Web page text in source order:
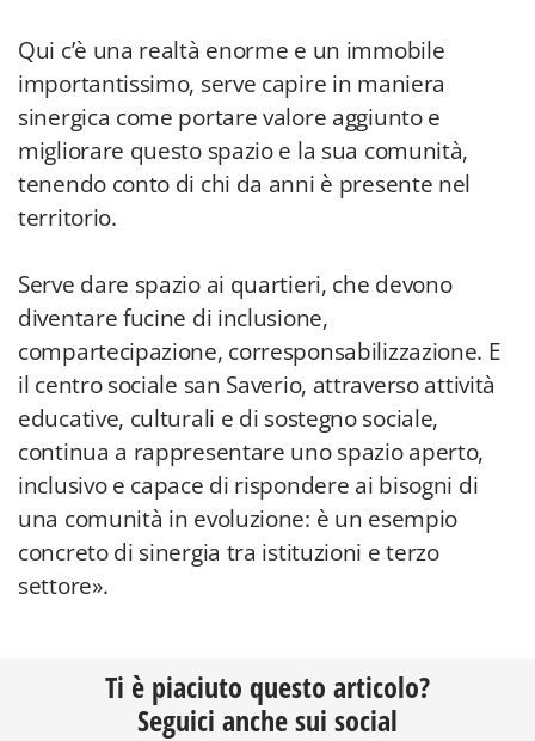
Qui c’è una realtà enorme e un immobile
importantissimo, serve capire in maniera
sinergica come portare valore aggiunto e
migliorare questo spazio e la sua comunità,
tenendo conto di chi da anni è presente nel
territorio.
Serve dare spazio ai quartieri, che devono
diventare fucine di inclusione,
compartecipazione, corresponsabilizzazione. E
il centro sociale san Saverio, attraverso attività
educative, culturali e di sostegno sociale,
continua a rappresentare uno spazio aperto,
inclusivo e capace di rispondere ai bisogni di
una comunità in evoluzione: è un esempio
concreto di sinergia tra istituzioni e terzo
settore».
Ti è piaciuto questo articolo?
Seguici anche sui social